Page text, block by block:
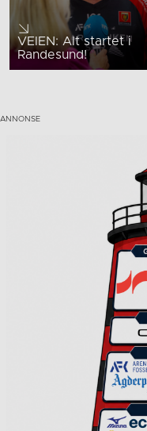
VEIEN: Alt startet i
Randesund!